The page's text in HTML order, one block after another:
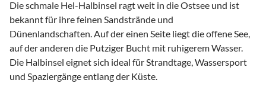
Die schmale Hel-Halbinsel ragt weit in die Ostsee und ist
bekannt für ihre feinen Sandstrände und
Dünenlandschaften. Auf der einen Seite liegt die offene See,
auf der anderen die Putziger Bucht mit ruhigerem Wasser.
Die Halbinsel eignet sich ideal für Strandtage, Wassersport
und Spaziergänge entlang der Küste.